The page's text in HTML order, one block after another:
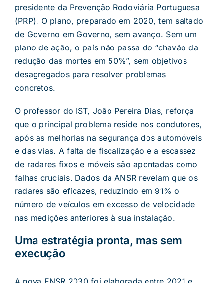
presidente da Prevenção Rodoviária Portuguesa
(PRP). O plano, preparado em 2020, tem saltado
de Governo em Governo, sem avanço. Sem um
plano de ação, o país não passa do “chavão da
redução das mortes em 50%”, sem objetivos
desagregados para resolver problemas
concretos.
O professor do IST, João Pereira Dias, reforça
que o principal problema reside nos condutores,
após as melhorias na segurança dos automóveis
e das vias. A falta de fiscalização e a escassez
de radares fixos e móveis são apontadas como
falhas cruciais. Dados da ANSR revelam que os
radares são eficazes, reduzindo em 91% o
número de veículos em excesso de velocidade
nas medições anteriores à sua instalação.
Uma estratégia pronta, mas sem
execução
A nova ENSR 2030 foi elaborada entre 2021 e